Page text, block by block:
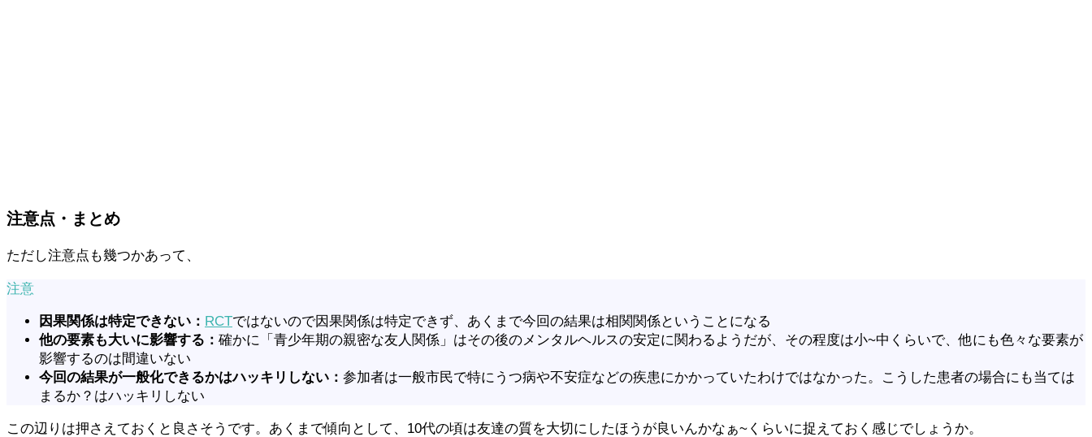
注意点・まとめ
ただし注意点も幾つかあって、
注意
因果関係は特定できない： RCTではないので因果関係は特定できず、あくまで今回の結果は相関関係ということになる
他の要素も大いに影響する： 確かに「青少年期の親密な友人関係」はその後のメンタルヘルスの安定に関わるようだが、その程度は小~中くらいで、他にも色々な要素が
影響するのは間違いない
今回の結果が一般化できるかはハッキリしない： 参加者は一般市民で特にうつ病や不安症などの疾患にかかっていたわけではなかった。こうした患者の場合にも当ては
まるか？はハッキリしない
この辺りは押さえておくと良さそうです。あくまで傾向として、10代の頃は友達の質を大切にしたほうが良いんかなぁ~くらいに捉えておく感じでしょうか。